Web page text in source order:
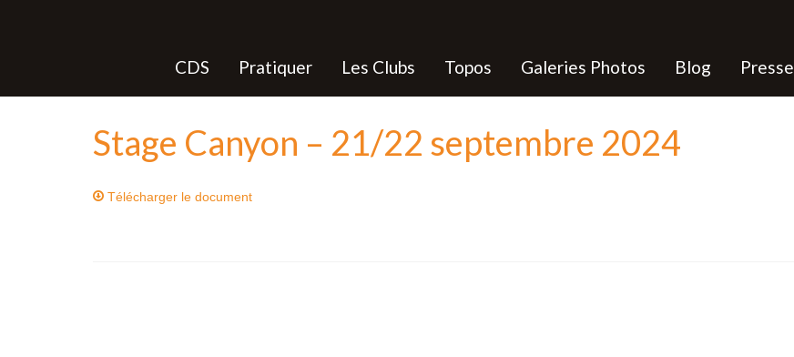
CDS Pratiquer Les Clubs Topos Galeries Photos Blog Presse
Stage Canyon – 21/22 septembre 2024
Télécharger le document